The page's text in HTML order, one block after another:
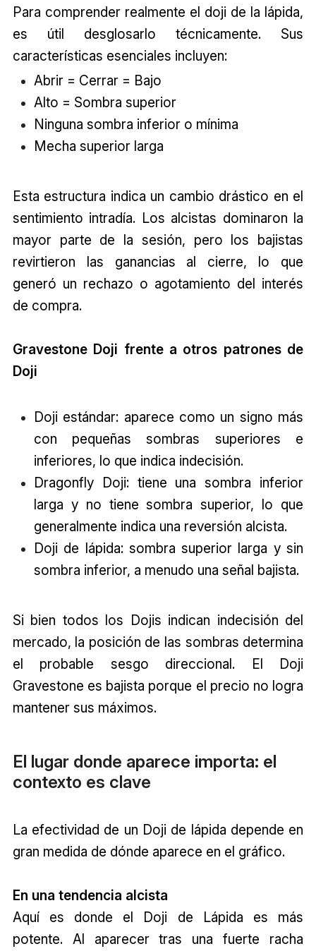
Para comprender realmente el doji de la lápida,
es útil desglosarlo técnicamente. Sus
características esenciales incluyen:
Abrir = Cerrar = Bajo
Alto = Sombra superior
Ninguna sombra inferior o mínima
Mecha superior larga
Esta estructura indica un cambio drástico en el
sentimiento intradía. Los alcistas dominaron la
mayor parte de la sesión, pero los bajistas
revirtieron las ganancias al cierre, lo que
generó un rechazo o agotamiento del interés
de compra.
Gravestone Doji frente a otros patrones de
Doji
Doji estándar: aparece como un signo más
con pequeñas sombras superiores e
inferiores, lo que indica indecisión.
Dragonfly Doji: tiene una sombra inferior
larga y no tiene sombra superior, lo que
generalmente indica una reversión alcista.
Doji de lápida: sombra superior larga y sin
sombra inferior, a menudo una señal bajista.
Si bien todos los Dojis indican indecisión del
mercado, la posición de las sombras determina
el probable sesgo direccional. El Doji
Gravestone es bajista porque el precio no logra
mantener sus máximos.
El lugar donde aparece importa: el
contexto es clave
La efectividad de un Doji de lápida depende en
gran medida de dónde aparece en el gráfico.
En una tendencia alcista
Aquí es donde el Doji de Lápida es más
potente. Al aparecer tras una fuerte racha